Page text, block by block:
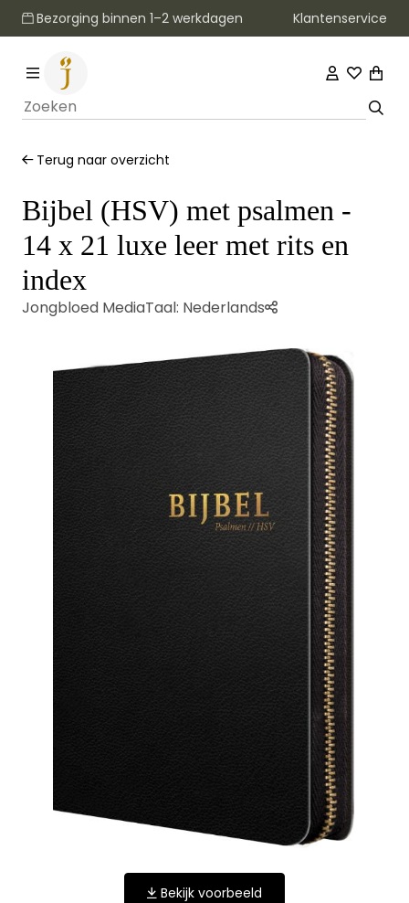
Bezorging binnen 1–2 werkdagen Klantenservice
Terug naar overzicht
Bijbel (HSV) met psalmen -
14 x 21 luxe leer met rits en
index
Jongbloed MediaTaal: Nederlands
Bekijk voorbeeld